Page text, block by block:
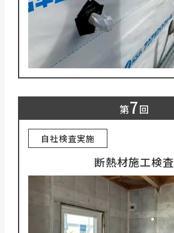
第7回
自社検査実施
断熱材施工検査